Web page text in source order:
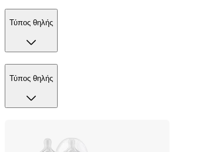
Τύπος θηλής
Τύπος θηλής